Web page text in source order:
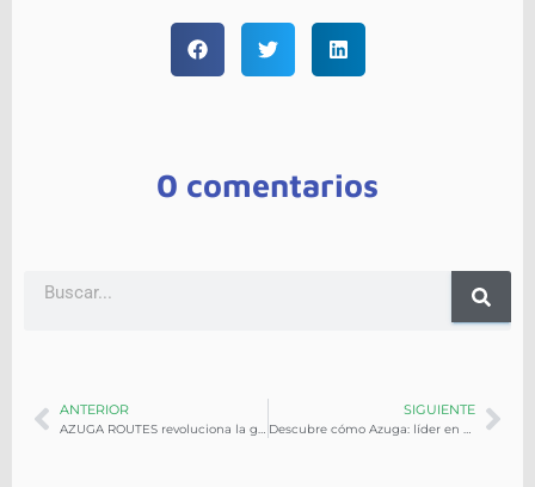
0 comentarios
ANTERIOR SIGUIENTE